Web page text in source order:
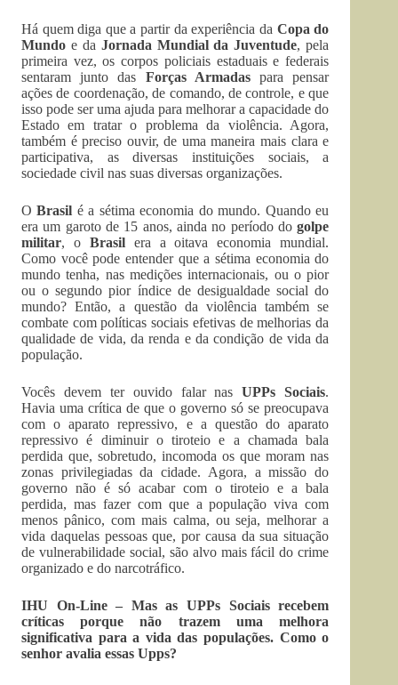
Há quem diga que a partir da experiência da Copa do
Mundo e da Jornada Mundial da Juventude, pela
primeira vez, os corpos policiais estaduais e federais
sentaram junto das Forças Armadaspara pensar
ações de coordenação, de comando, de controle, e que
isso pode ser uma ajuda para melhorar a capacidade do
Estado em tratar o problema da violência. Agora,
também é preciso ouvir, de uma maneira mais clara e
participativa, as diversas instituições sociais, a
sociedade civil nas suas diversas organizações.
OBrasil é a sétima economia do mundo. Quando eu
era um garoto de 15 anos, ainda no período dogolpe
militar, o Brasilera a oitava economia mundial.
Como você pode entender que a sétima economia do
mundo tenha, nas medições internacionais, ou o pior
ou o segundo pior índice de desigualdade social do
mundo? Então, a questão da violência também se
combate com políticas sociais efetivas de melhorias da
qualidade de vida, da renda e da condição de vida da
população.
Vocês devem ter ouvido falar nasUPPs Sociais.
Havia uma crítica de que o governo só se preocupava
com o aparato repressivo, e a questão do aparato
repressivo é diminuir o tiroteio e a chamada bala
perdida que, sobretudo, incomoda os que moram nas
zonas privilegiadas da cidade. Agora, a missão do
governo não é só acabar com o tiroteio e a bala
perdida, mas fazer com que a população viva com
menos pânico, com mais calma, ou seja, melhorar a
vida daquelas pessoas que, por causa da sua situação
de vulnerabilidade social, são alvo mais fácil do crime
organizado e do narcotráfico.
IHU On-Line – Mas as UPPs Sociais recebem
críticas porque não trazem uma melhora
significativa para a vida das populações. Como o
senhor avalia essas Upps?